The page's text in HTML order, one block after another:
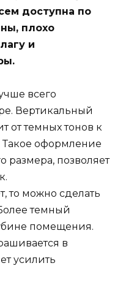
доступна по
плохо
и
всего
Вертикальный
от темных тонов к
Такое оформление
размера, позволяет
то можно сделать
темный
помещения.
в
усилить